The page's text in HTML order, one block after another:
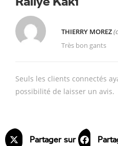
THIERRY MOREZ
Très bon gants
Seuls les clients connectés
possibilité de laisser un avis.
Partager sur X